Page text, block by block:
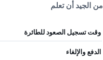
من الجيد أن تعلم
وقت تسجيل الصعود للطائرة
الدفع والإلغاء